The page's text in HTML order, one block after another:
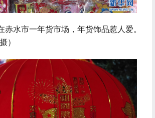
水市一年货市场，年货饰品惹人爱。
）